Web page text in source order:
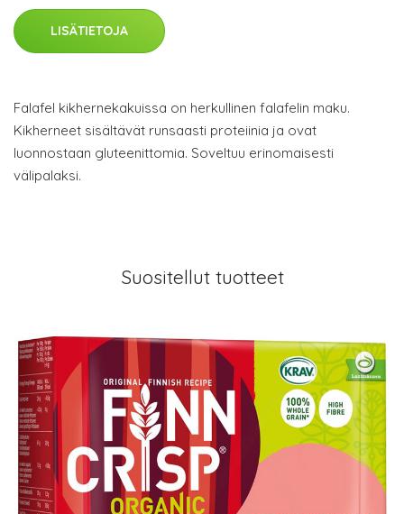
LISÄTIETOJA
Falafel kikhernekakuissa on herkullinen falafelin maku.
Kikherneet sisältävät runsaasti proteiinia ja ovat
luonnostaan ​​gluteenittomia. Soveltuu erinomaisesti
välipalaksi.
Suositellut tuotteet